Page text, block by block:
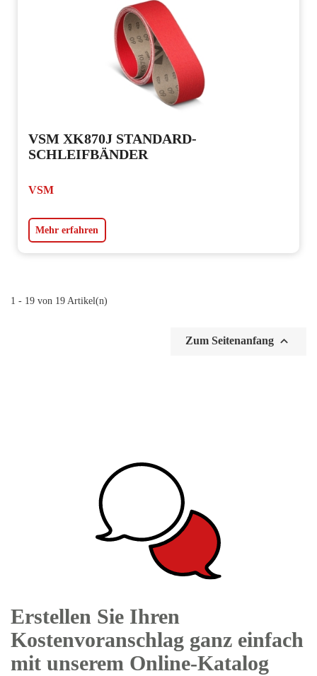
VSM XK870J STANDARD-
SCHLEIFBÄNDER
VSM
Mehr erfahren
1 - 19 von 19 Artikel(n)
Zum Seitenanfang 
Erstellen Sie Ihren
Kostenvoranschlag ganz einfach
mit unserem Online-Katalog